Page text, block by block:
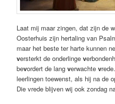
Laat mij maar zingen, dat zijn de
Oosterhuis zijn hertaling van
maar het beste ter harte kunnen
versterkt de onderlingev
bevordert de langverwachtev
leerlingen toewenst, als hij na de
Die vrede blijven wij ook zondag